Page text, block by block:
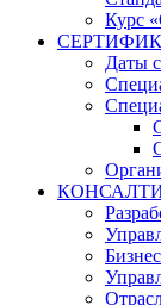
Курс
Даты